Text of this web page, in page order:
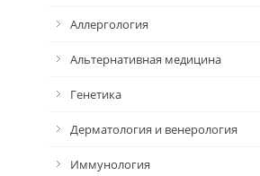
Аллергология
Альтернативная медицина
Генетика
Дерматология и венерология
Иммунология